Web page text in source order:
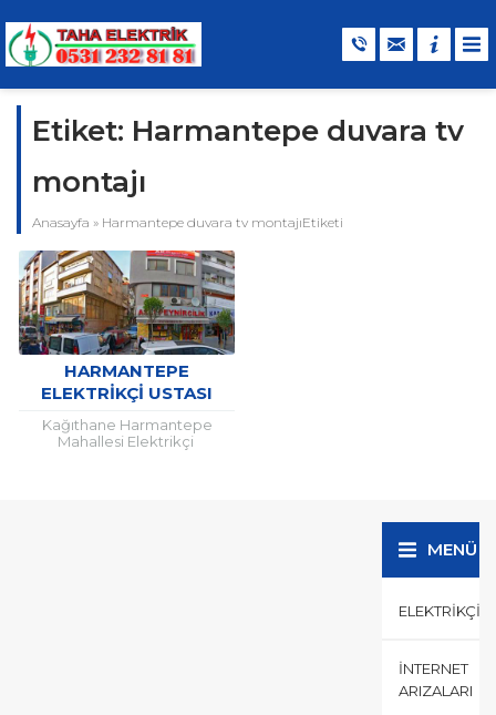
Etiket: Harmantepe duvara tv
montajı
Anasayfa » Harmantepe duvara tv montajıEtiketi
HARMANTEPE
ELEKTRIKÇI USTASI
Kağıthane Harmantepe
Mahallesi Elektrikçi
MENÜ
ELEKTRIKÇI
İNTERNET
ARIZALARI